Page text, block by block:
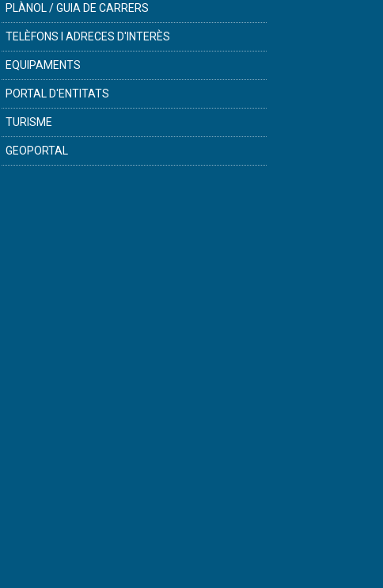
PLÀNOL / GUIA DE CARRERS
TELÈFONS I ADRECES D'INTERÈS
EQUIPAMENTS
PORTAL D'ENTITATS
TURISME
GEOPORTAL